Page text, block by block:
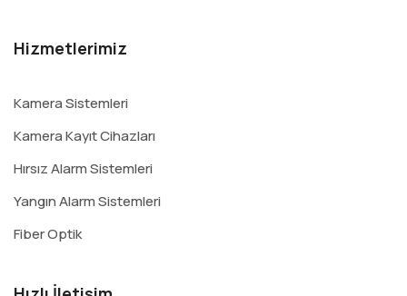
Hizmetlerimiz
Kamera Sistemleri
Kamera Kayıt Cihazları
Hırsız Alarm Sistemleri
Yangın Alarm Sistemleri
Fiber Optik